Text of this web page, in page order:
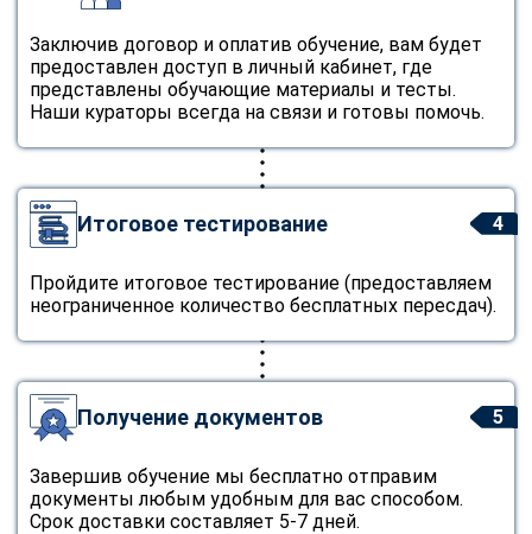
Заключив договор и оплатив обучение, вам будет
предоставлен доступ в личный кабинет, где
представлены обучающие материалы и тесты.
Наши кураторы всегда на связи и готовы помочь.
4
Итоговое тестирование
Пройдите итоговое тестирование (предоставляем
неограниченное количество бесплатных пересдач).
5
Получение документов
Завершив обучение мы бесплатно отправим
документы любым удобным для вас способом.
Срок доставки составляет 5-7 дней.